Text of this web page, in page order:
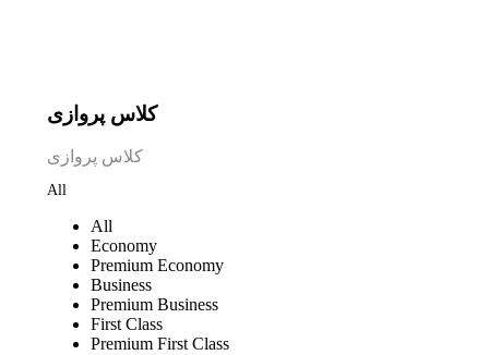
کلاس پروازی
کلاس پروازی
All
All
Economy
Premium Economy
Business
Premium Business
First Class
Premium First Class